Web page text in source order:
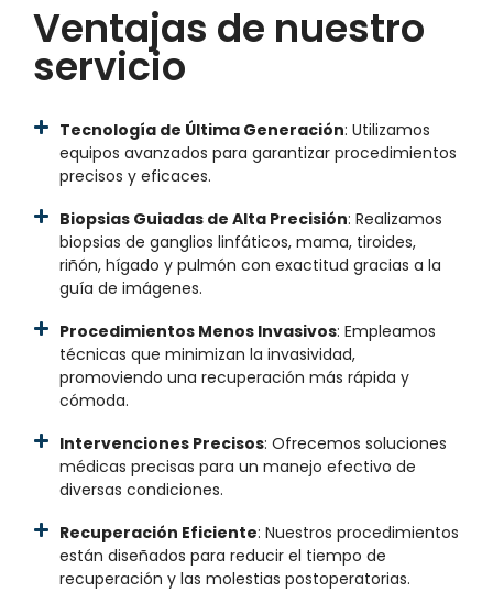
Ventajas de nuestro
servicio
Tecnología de Última Generación: Utilizamos
equipos avanzados para garantizar procedimientos
precisos y eficaces.
Biopsias Guiadas de Alta Precisión: Realizamos
biopsias de ganglios linfáticos, mama, tiroides,
riñón, hígado y pulmón con exactitud gracias a la
guía de imágenes.
Procedimientos Menos Invasivos: Empleamos
técnicas que minimizan la invasividad,
promoviendo una recuperación más rápida y
cómoda.
Intervenciones Precisos: Ofrecemos soluciones
médicas precisas para un manejo efectivo de
diversas condiciones.
Recuperación Eficiente: Nuestros procedimientos
están diseñados para reducir el tiempo de
recuperación y las molestias postoperatorias.